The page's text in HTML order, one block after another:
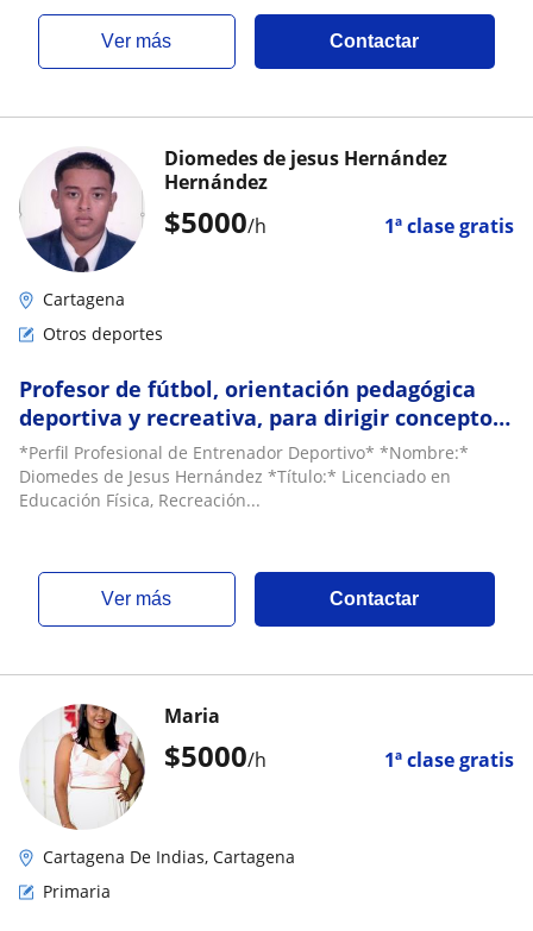
ver más Contactar
$5000/h 1ª clase gratis
Diomedes de jesus Hernández
Hernández
Cartagena
Otros deportes
Profesor de fútbol, orientación pedagógica
deportiva y recreativa, para dirigir concepto
técnico táctico colectivo y individual
*Perfil Profesional de Entrenador Deportivo* *Nombre:*
Diomedes de Jesus Hernández *Título:* Licenciado en
Educación Física, Recreación...
ver más Contactar
$5000/h 1ª clase gratis
Maria
Cartagena De Indias, Cartagena
Primaria